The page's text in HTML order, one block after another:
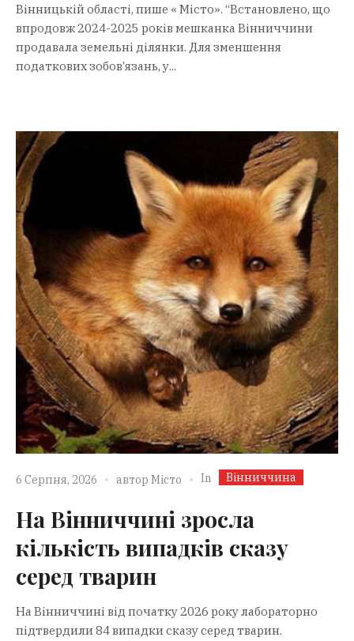
Вінницькій області, пише « Місто». “Встановлено, що
впродовж 2024-2025 років мешканка Вінниччини
продавала земельні ділянки. Для зменшення
податкових зобов’язань, у...
6 Серпня, 2026 автор Місто In Вінниччина
На Вінниччині зросла
кількість випадків сказу
серед тварин
На Вінниччині від початку 2026 року лабораторно
підтвердили 84 випадки сказу серед тварин.